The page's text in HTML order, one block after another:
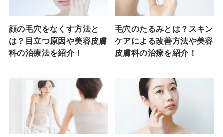
顔の毛穴をなくす方法と
は？目立つ原因や美容皮膚
科の治療法を紹介！
毛穴のたるみとは？スキン
ケアによる改善方法や美容
皮膚科の治療を紹介！